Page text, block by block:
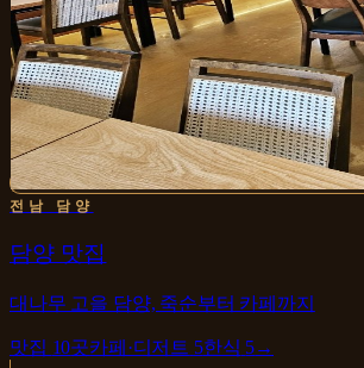
전남 담양
담양 맛집
대나무 고을 담양, 죽순부터 카페까지
맛집 10곳카페·디저트 5한식 5→